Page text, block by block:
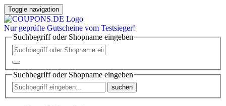
Toggle navigation
Nur geprüfte Gutscheine vom Testsieger!
Suchbegriff oder Shopname eingeben
Suchbegriff oder Shopname eingeben
suchen